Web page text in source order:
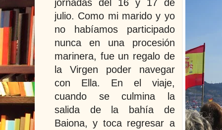
jornadas del 16 y 17 de
julio. Como mi marido y yo
no habíamos participado
nunca en una procesión
marinera, fue un regalo de
la Virgen poder navegar
con Ella. En el viaje,
cuando se culmina la
salida de la bahía de
Baiona, y toca regresar a